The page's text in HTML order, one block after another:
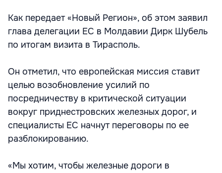
Как передает «Новый Регион», об этом заявил
глава делегации ЕС в Молдавии Дирк Шубель
по итогам визита в Тирасполь.
Он отметил, что европейская миссия ставит
целью возобновление усилий по
посредничеству в критической ситуации
вокруг приднестровских железных дорог, и
специалисты ЕС начнут переговоры по ее
разблокированию.
«Мы хотим, чтобы железные дороги в